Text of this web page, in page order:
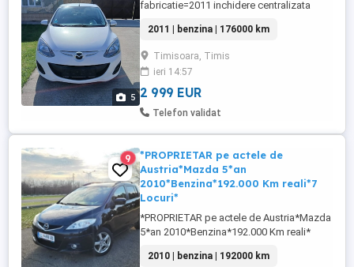
5
fabricatie=2011 inchidere centralizata
ingrijit computer de bord aer conditionat,
functioneaza perfect radio cd mp3 player
+ intrare auxiliar oglinzi reglabile si
retractabile electric jante de aliaj model
deosebit pe ...
2011 | benzina | 176000 km
Timisoara, Timis
ieri 14:57
2 999 EUR
Telefon validat
9
*PROPRIETAR pe actele de
Austria*Mazda 5*an
2010*Benzina*192.000 Km reali*7
Locuri*
*PROPRIETAR pe actele de Austria*Mazda
5*an 2010*Benzina*192.000 Km reali*
7 I 2 I 3 I 7 I 9 I 9 I 8 I 1 I 9 *** TRIMIT VIDEO
2010 | benzina | 192000 km